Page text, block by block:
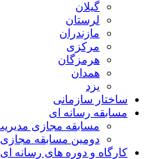
گیلان
لرستان
مازندران
مرکزی
هرمزگان
همدان
یزد
ساختار سازمانی
مسابقه رسانه ای
مسابقه مجازی
دومین مسابقه
کارگاه و دوره های رسانه ای